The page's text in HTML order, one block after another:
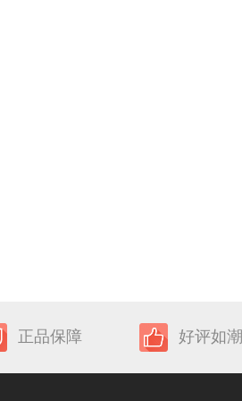
正品保障 好评如潮